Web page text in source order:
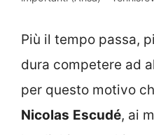
Più il tempo passa,
dura competere ad
per questo motivo
Nicolas Escudé, ai